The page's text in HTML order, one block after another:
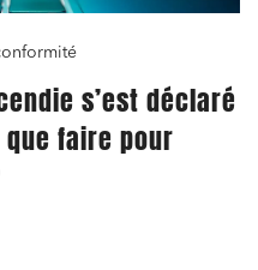
s’est déclaré
que faire pour